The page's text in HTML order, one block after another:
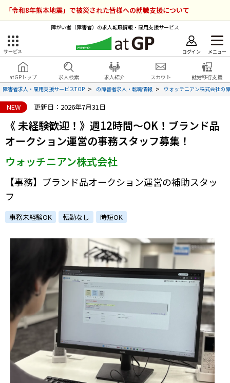
「令和8年熊本地震」で被災された皆様への就職支援について
障がい者（障害者）の求人転職情報・雇用支援サービス
サービス ログイン メニュー
atGPトップ 求人検索 求人紹介 スカウト
就労移行支援
障害者求人・雇用支援サービスTOP
の障害者求人・転職情報 ウォッチニアン株式会社の
NEW 更新日：2026年7月31日
《 未経験歓迎！》週12時間～OK！ブランド品
オークション運営の事務スタッフ募集！
ウォッチニアン株式会社
【事務】ブランド品オークション運営の補助スタッ
フ
事務未経験OK 転勤なし 時短OK
障害者雇用のアットジーピー
サービスラインナップ
就転職支援サービス
障害者専門の就転職支援サービス
障害者アスリート専門の就転職支援サービス
障害のある新卒学生専門の就職エージェントサービス
求人検索・スカウトサービス
障害者専門の求人検索・スカウトサービス
ログイン 会員登録 無料
atGPトップ
各種サービス
求人を検索する
求人を紹介してもらう
スカウトを受ける
就職・転職ノウハウ
お問い合わせ・よくある質問
お問い合わせ
よくある質問